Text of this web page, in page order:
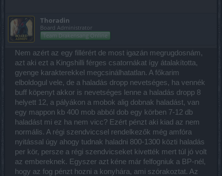
Thoradin
Board Administrator
Team Drakensang Online
Nem azért az egy fillérért de most igazán megrugdosnám,
azt aki ezt a Kingshilli férges csatornákat így átalakította,
gyenge karakterekkel megcsinálhatatlan. A főkarim
elboldogul vele, de a haladás dropp nevetséges, ha vennék
buff köpenyt akkor is nevetséges lenne a haladás dropp 8
helyett 12, a pályákon a mobok alig dobnak haladást, van
egy mappon kb 400 mob abból dob egy körben 7-12 db
haladást mi ez ha nem vicc? Ezért pénzt aki kiad az nem
normális. A régi szendviccsel rendelkezők még amfóra
nyitással úgy ahogy tudnak haladni 800-1300 közti haladás
per kör, persze a régi szendvicseket kivették mert túl jó volt
az embereknek. Egyszer azt kéne már felfogniuk a BP-nél,
hogy az fog pénzt hozni a konyhára, ami szórakoztat. Az